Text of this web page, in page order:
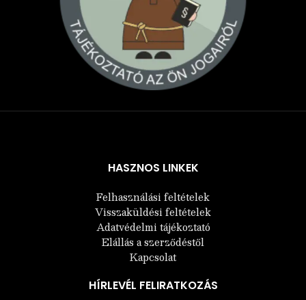
HASZNOS LINKEK
Felhasználási feltételek
Visszaküldési feltételek
Adatvédelmi tájékoztató
Elállás a szerződéstől
Kapcsolat
HÍRLEVÉL FELIRATKOZÁS